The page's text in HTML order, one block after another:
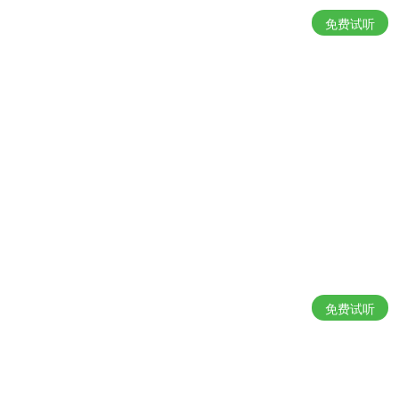
免费试听
免费试听